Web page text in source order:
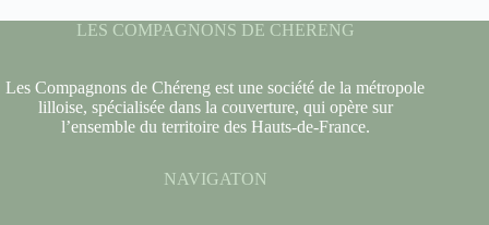
LES COMPAGNONS DE CHERENG
Les Compagnons de Chéreng est une société de la métropole
lilloise, spécialisée dans la couverture, qui opère sur
l’ensemble du territoire des Hauts-de-France.
NAVIGATON